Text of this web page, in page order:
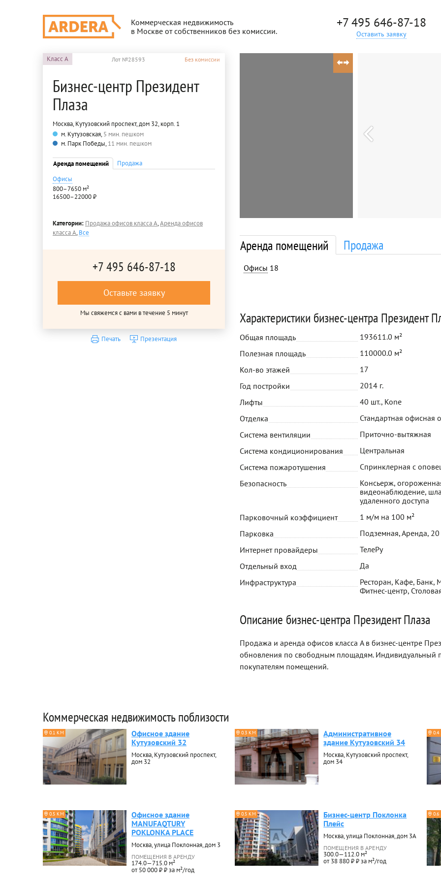
Коммерческая недвижимость
в Москве от собственников без комиссии.
+7 495 646-87-18
Оставить заявку
Класс A Лот №28593 Без комиссии
Бизнес-центр Президент
Плаза
Москва, Кутузовский проспект, дом 32, корп. 1
м. Кутузовская,5 мин. пешком
м. Парк Победы,11 мин. пешком
Аренда помещений
Продажа
Офисы
800–7650 м²
16500–22000 ₽
Категории: Продажа офисов класса A,Аренда офисов
класса A,Все
+7 495 646-87-18
Оставьте заявку
Мы свяжемся с вами в течение 5 минут
Печать Презентация
Аренда помещений Продажа
Офисы 18
Характеристики бизнес-центра Президент
Общая площадь
193611.0 м²
Полезная площадь
110000.0 м²
Кол-во этажей
17
Год постройки
2014 г.
Лифты
40 шт., Kone
Отделка
Стандартная офисная
Система вентиляции
Приточно-вытяжная
Система кондиционирования
Центральная
Система пожаротушения
Спринклерная с
Безопасность
Консьерж,
видеонаблюдение,
удаленного доступа
Парковочный коэффициент
1 м/м на 100 м²
Парковка
Подземная, Аренда,
Интернет провайдеры
ТелеРу
Отдельный вход
Да
Инфраструктура
Ресторан, Кафе, Банк,
Фитнес-центр,
Описание бизнес-центра Президент Плаза
Продажа и аренда офисов класса A в бизнес-центре
обновления по свободным площадям. Индивидуальный
покупателям помещений.
Коммерческая недвижимость поблизости
0.1 КМ
Офисное здание
Кутузовский 32
Москва, Кутузовский проспект,
дом 32
0.3 КМ
Административное
здание Кутузовский 34
Москва, Кутузовский проспект,
дом 34
0.5 КМ
Офисное здание
MANUFAQTURY
POKLONKA PLACE
Москва, улица Поклонная, дом 3
ПОМЕЩЕНИЯ В АРЕНДУ
174.0—715.0 м²
от 50 000 ₽ ₽ за м²/год
0.5 КМ
Бизнес-центр Поклонка
Плейс
Москва, улица Поклонная, дом 3А
ПОМЕЩЕНИЯ В АРЕНДУ
300.0—112.0 м²
от 38 880 ₽ ₽ за м²/год